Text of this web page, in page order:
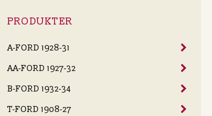
PRODUKTER
A-FORD 1928-31
AA-FORD 1927-32
B-FORD 1932-34
T-FORD 1908-27